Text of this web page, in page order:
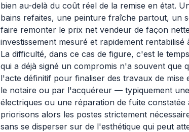
bien au-delà du coût réel de la remise en état.
bains refaites, une peinture fraîche partout, un
faire remonter le prix net vendeur de façon
investissement mesuré et rapidement rentabilisé
La difficulté, dans ce cas de figure, c'est le
qui a déjà signé un compromis n'a souvent que
l'acte définitif pour finaliser des travaux de mise
le notaire ou par l'acquéreur — typiquement
électriques ou une réparation de fuite constatée
priorisons alors les postes strictement
sans se disperser sur de l'esthétique qui peut